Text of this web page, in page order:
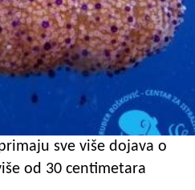
sve više dojava o
od 30 centimetara